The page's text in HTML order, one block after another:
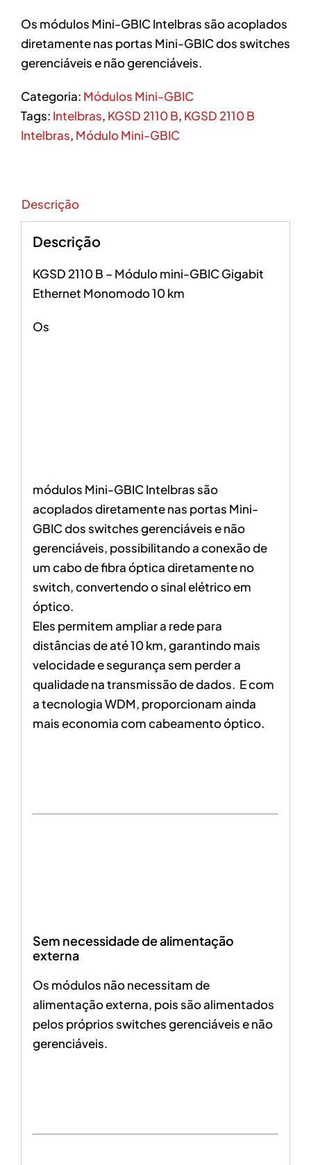
Os módulos Mini-GBIC Intelbras são acoplados
diretamente nas portas Mini-GBIC dos switches
gerenciáveis e não gerenciáveis.
Categoria: Módulos Mini-GBIC
Tags: Intelbras, KGSD 2110 B, KGSD 2110 B
Intelbras, Módulo Mini-GBIC
Descrição
Descrição
KGSD 2110 B – Módulo mini-GBIC Gigabit
Ethernet Monomodo 10 km
Os
módulos Mini-GBIC Intelbras são
acoplados diretamente nas portas Mini-
GBIC dos switches gerenciáveis e não
gerenciáveis, possibilitando a conexão de
um cabo de fibra óptica diretamente no
switch, convertendo o sinal elétrico em
óptico.
Eles permitem ampliar a rede para
distâncias de até 10 km, garantindo mais
velocidade e segurança sem perder a
qualidade na transmissão de dados. E com
a tecnologia WDM, proporcionam ainda
mais economia com cabeamento óptico.
Sem necessidade de alimentação
externa
Os módulos não necessitam de
alimentação externa, pois são alimentados
pelos próprios switches gerenciáveis e não
gerenciáveis.